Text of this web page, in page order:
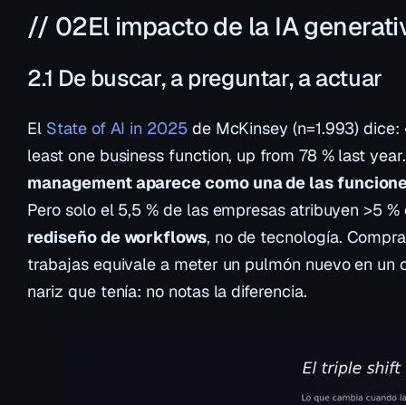
// 02El impacto de la IA
2.1 De buscar, a preguntar, a actuar
El State of AI in 2025de McKinsey (n=1.993) dice:
least one business function, up from 78 % last
management aparece como una de las
Pero solo el 5,5 % de las empresas atribuyen >5
rediseño de workflows, no de tecnología.
trabajas equivale a meter un pulmón nuevo en un
nariz que tenía: no notas la diferencia.